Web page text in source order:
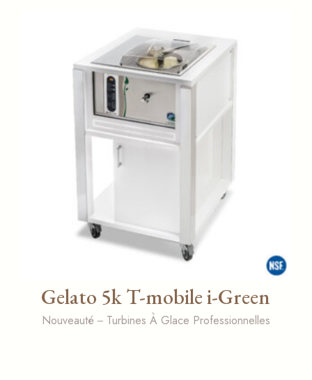
Gelato 5k T-mobile i-Green
Nouveauté Turbines À Glace Professionnelles